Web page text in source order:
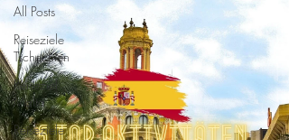
All Posts
Reiseziele
Tschechien
Reiseziel
Malta
Reiseziele